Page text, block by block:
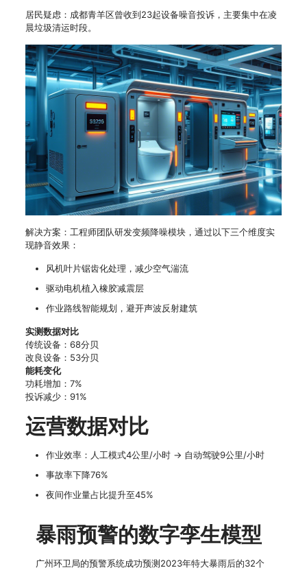
居民疑虑：成都青羊区曾收到23起设备噪音投诉，主要集中在凌
晨垃圾清运时段。
解决方案：工程师团队研发变频降噪模块，通过以下三个维度实
现静音效果：
风机叶片锯齿化处理，减少空气湍流
驱动电机植入橡胶减震层
作业路线智能规划，避开声波反射建筑
实测数据对比
传统设备：68分贝
改良设备：53分贝
能耗变化
功耗增加：7%
投诉减少：91%
运营数据对比
作业效率：人工模式4公里/小时 → 自动驾驶9公里/小时
事故率下降76%
夜间作业量占比提升至45%
暴雨预警的数字孪生模型
广州环卫局的预警系统成功预测2023年特大暴雨后的32个